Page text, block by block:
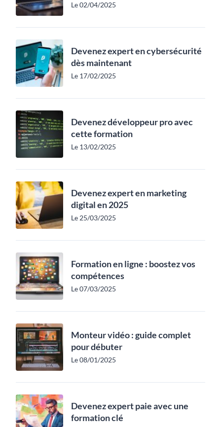
Le 02/04/2025
Devenez expert en cybersécurité
dès maintenant
Le 17/02/2025
Devenez développeur pro avec
cette formation
Le 13/02/2025
Devenez expert en marketing
digital en 2025
Le 25/03/2025
Formation en ligne : boostez vos
compétences
Le 07/03/2025
Monteur vidéo : guide complet
pour débuter
Le 08/01/2025
Devenez expert paie avec une
formation clé